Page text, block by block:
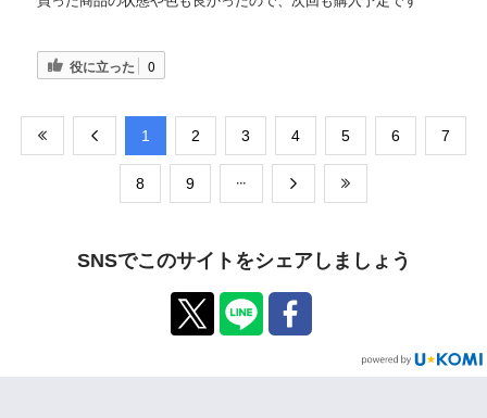
役に立った 0
​1 ​2 ​3 ​4 ​5 ​6 ​7
​8 ​9
SNSでこのサイトをシェアしましょう